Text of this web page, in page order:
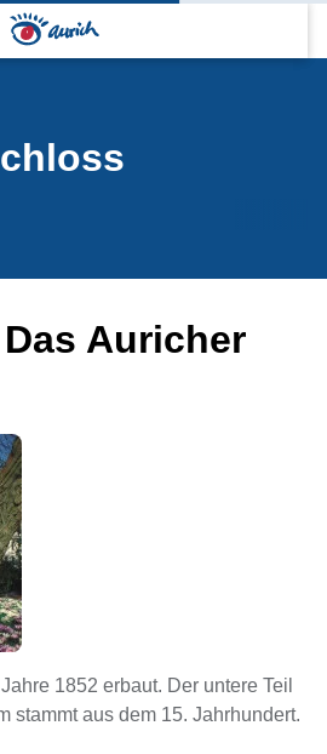
Auricher
1852 erbaut. Der untere Teil
stammt aus dem 15. Jahrhundert.